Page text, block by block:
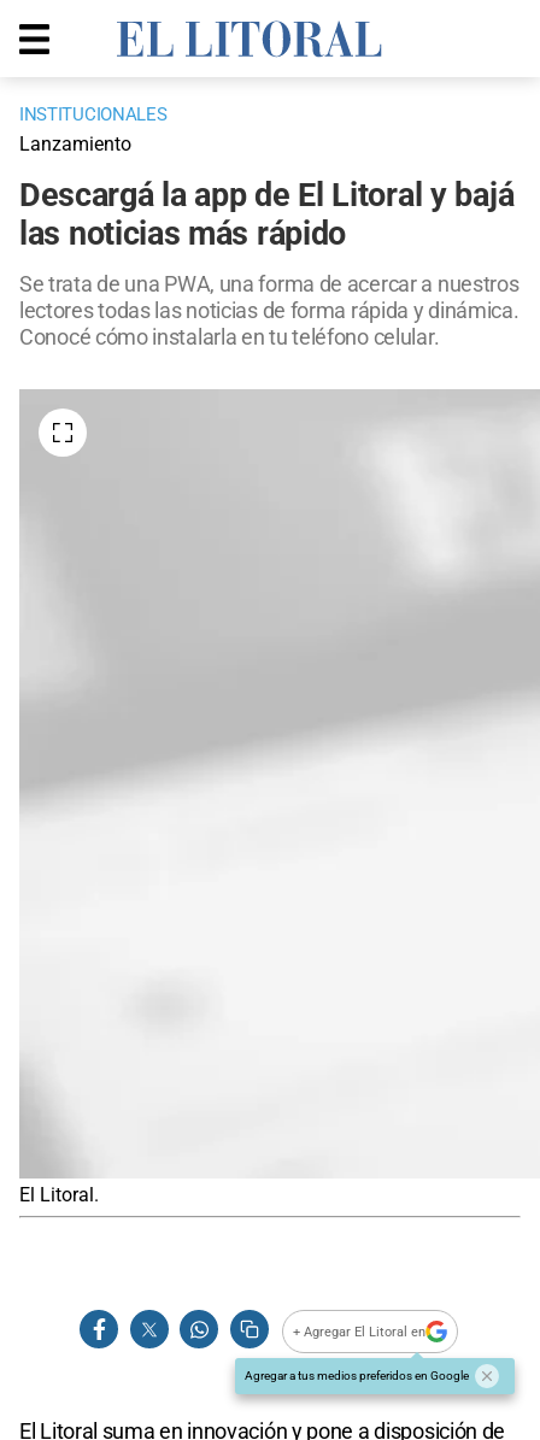
INSTITUCIONALES
Lanzamiento
Descargá la app de El Litoral y bajá
las noticias más rápido
Se trata de una PWA, una forma de acercar a nuestros
lectores todas las noticias de forma rápida y dinámica.
Conocé cómo instalarla en tu teléfono celular.
El Litoral.
+ Agregar El Litoral en
Agregar a tus medios preferidos en Google
El Litoral suma en innovación y pone a disposición de